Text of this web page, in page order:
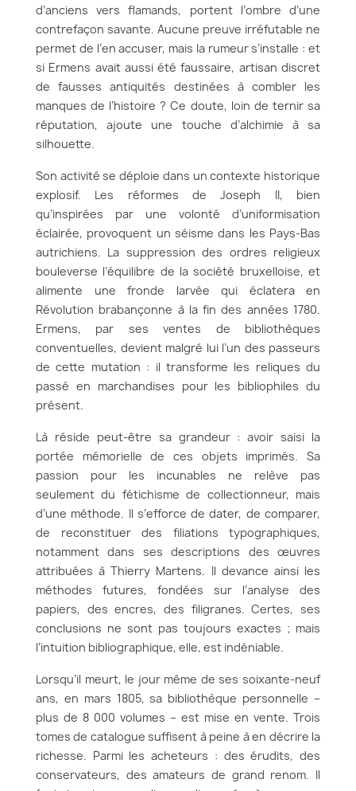
d’anciens vers flamands, portent l’ombre d’une
contrefaçon savante. Aucune preuve irréfutable ne
permet de l’en accuser, mais la rumeur s’installe : et
si Ermens avait aussi été faussaire, artisan discret
de fausses antiquités destinées à combler les
manques de l’histoire ? Ce doute, loin de ternir sa
réputation, ajoute une touche d’alchimie à sa
silhouette.
Son activité se déploie dans un contexte historique
explosif. Les réformes de Joseph II, bien
qu’inspirées par une volonté d’uniformisation
éclairée, provoquent un séisme dans les Pays-Bas
autrichiens. La suppression des ordres religieux
bouleverse l’équilibre de la société bruxelloise, et
alimente une fronde larvée qui éclatera en
Révolution brabançonne à la fin des années 1780.
Ermens, par ses ventes de bibliothèques
conventuelles, devient malgré lui l’un des passeurs
de cette mutation : il transforme les reliques du
passé en marchandises pour les bibliophiles du
présent.
Là réside peut-être sa grandeur : avoir saisi la
portée mémorielle de ces objets imprimés. Sa
passion pour les incunables ne relève pas
seulement du fétichisme de collectionneur, mais
d’une méthode. Il s’efforce de dater, de comparer,
de reconstituer des filiations typographiques,
notamment dans ses descriptions des œuvres
attribuées à Thierry Martens. Il devance ainsi les
méthodes futures, fondées sur l’analyse des
papiers, des encres, des filigranes. Certes, ses
conclusions ne sont pas toujours exactes ; mais
l’intuition bibliographique, elle, est indéniable.
Lorsqu’il meurt, le jour même de ses soixante-neuf
ans, en mars 1805, sa bibliothèque personnelle –
plus de 8 000 volumes – est mise en vente. Trois
tomes de catalogue suffisent à peine à en décrire la
richesse. Parmi les acheteurs : des érudits, des
conservateurs, des amateurs de grand renom. Il